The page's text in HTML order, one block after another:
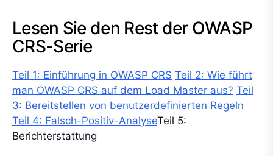
Lesen Sie den Rest der OWASP
CRS-Serie
Teil 1: Einführung in OWASP CRS Teil 2: Wie führt
man OWASP CRS auf dem Load Master aus? Teil
3: Bereitstellen von benutzerdefinierten Regeln
Teil 4: Falsch-Positiv-AnalyseTeil 5:
Berichterstattung